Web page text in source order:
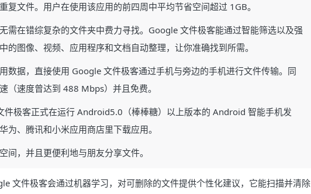
复文件。用户在使用该应用的前四周中平均节省空间超过 1GB。
需在错综复杂的文件夹中费力寻找。Google 文件极客能通过智能筛选以及强
的图像、视频、应用程序和文档自动整理，让你准确找到所需。
数据，直接使用 Google 文件极客通过手机与旁边的手机进行文件传输。同
（速度曾达到 488 Mbps）并且免费。
件极客正式在运行 Android5.0（棒棒糖）以上版本的 Android 智能手机发
为、腾讯和小米应用商店里下载应用。
间，并且更便利地与朋友分享文件。
文件极客会通过机器学习，对可删除的文件提供个性化建议，它能扫描并清除